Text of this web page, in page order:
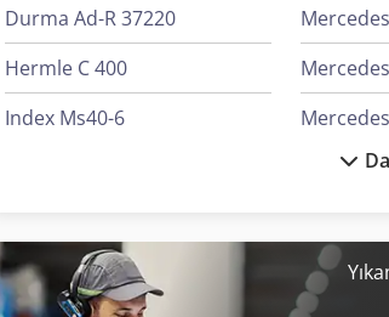
Durma Ad-R 37220
Hermle C 400
Index Ms40-6
Komatsu Hb365Lc-3
Merlo Tf